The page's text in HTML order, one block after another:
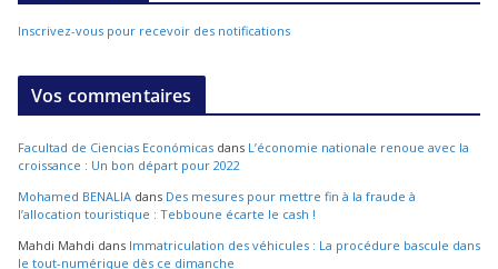
Inscrivez-vous pour recevoir des notifications
Vos commentaires
Facultad de Ciencias Económicas dans L’économie nationale renoue avec la
croissance : Un bon départ pour 2022
Mohamed BENALIA dans Des mesures pour mettre fin à la fraude à
l’allocation touristique : Tebboune écarte le cash !
Mahdi Mahdi dans Immatriculation des véhicules : La procédure bascule dans
le tout-numérique dès ce dimanche